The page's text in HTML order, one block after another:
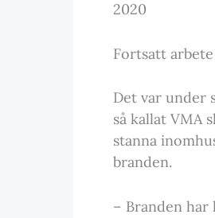
2020
Fortsatt
Det var under
så kallat VMA
stanna
branden.
– Branden